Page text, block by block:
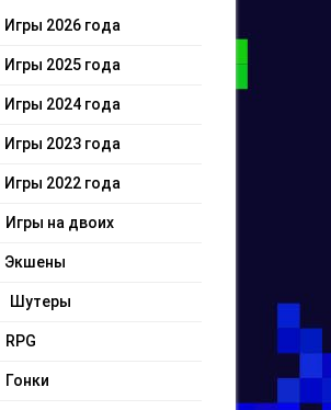
Игры 2026 года
Игры 2025 года
Игры 2024 года
Игры 2023 года
Игры 2022 года
Игры на двоих
Экшены
Шутеры
RPG
Гонки